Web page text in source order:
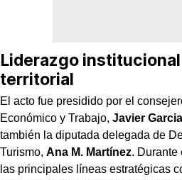
Liderazgo
territorial
El acto fue presidido por el
Económico y Trabajo, Javier Garcia
también la diputada delegada de
Turismo, Ana M. Martínez. Durante
las principales líneas estratégicas